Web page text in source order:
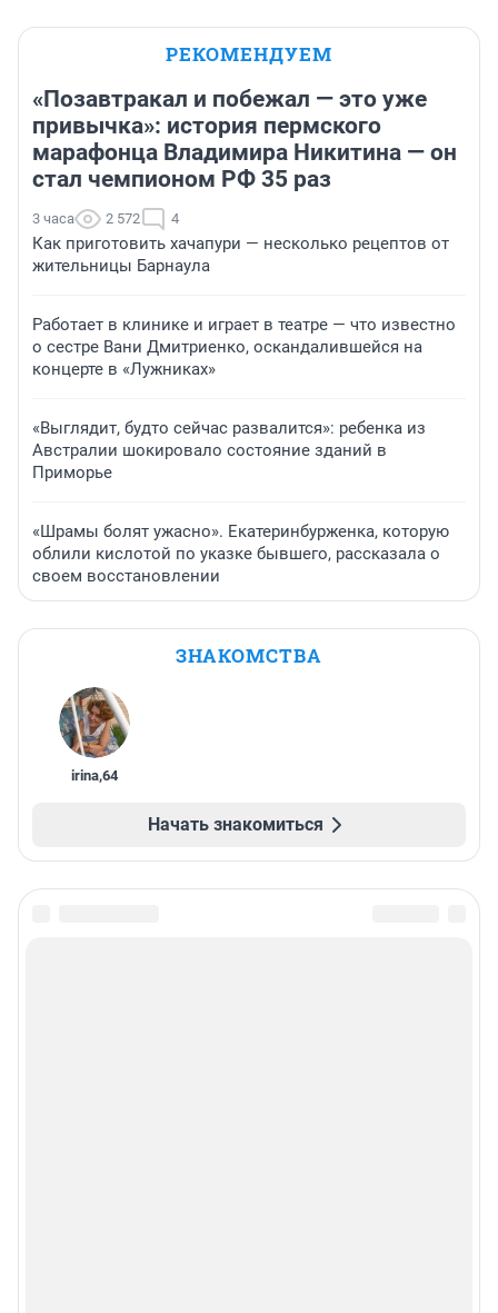
РЕКОМЕНДУЕМ
«Позавтракал и побежал — это уже
привычка»: история пермского
марафонца Владимира Никитина — он
стал чемпионом РФ 35 раз
3 часа 2 572 4
Как приготовить хачапури — несколько рецептов от
жительницы Барнаула
Работает в клинике и играет в театре — что известно
о сестре Вани Дмитриенко, оскандалившейся на
концерте в «Лужниках»
«Выглядит, будто сейчас развалится»: ребенка из
Австралии шокировало состояние зданий в
Приморье
«Шрамы болят ужасно». Екатеринбурженка, которую
облили кислотой по указке бывшего, рассказала о
своем восстановлении
ЗНАКОМСТВА
irina,64
Начать знакомиться